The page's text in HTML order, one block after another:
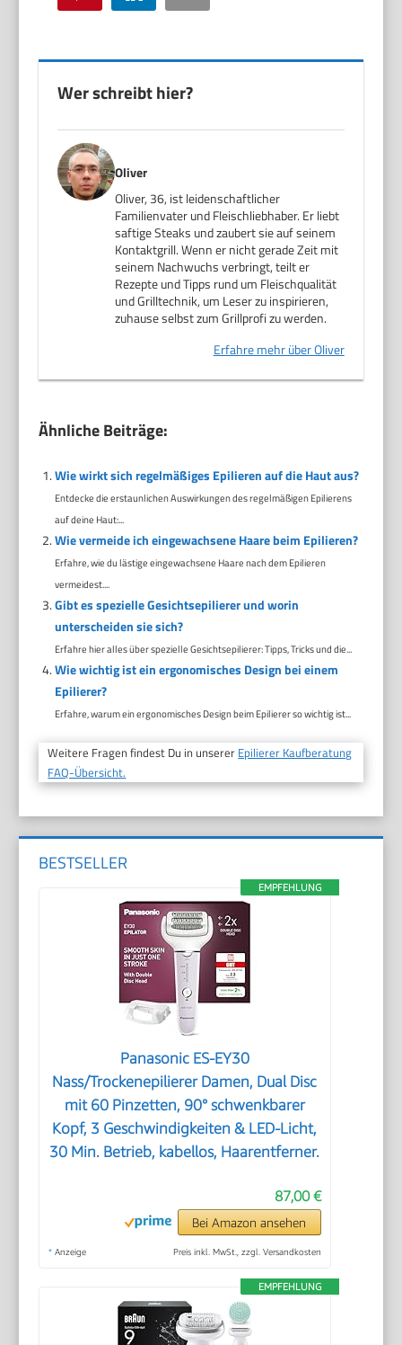
Wer schreibt hier?
Oliver
Oliver, 36, ist leidenschaftlicher
Familienvater und Fleischliebhaber. Er liebt
saftige Steaks und zaubert sie auf seinem
Kontaktgrill. Wenn er nicht gerade Zeit mit
seinem Nachwuchs verbringt, teilt er
Rezepte und Tipps rund um Fleischqualität
und Grilltechnik, um Leser zu inspirieren,
zuhause selbst zum Grillprofi zu werden.
Erfahre mehr über Oliver
Ähnliche Beiträge:
Wie wirkt sich regelmäßiges Epilieren auf die Haut aus?
Entdecke die erstaunlichen Auswirkungen des regelmäßigen Epilierens
auf deine Haut:...
Wie vermeide ich eingewachsene Haare beim Epilieren?
Erfahre, wie du lästige eingewachsene Haare nach dem Epilieren
vermeidest....
Gibt es spezielle Gesichtsepilierer und worin
unterscheiden sie sich?
Erfahre hier alles über spezielle Gesichtsepilierer: Tipps, Tricks und die...
Wie wichtig ist ein ergonomisches Design bei einem
Epilierer?
Erfahre, warum ein ergonomisches Design beim Epilierer so wichtig ist...
Weitere Fragen findest Du in unserer Epilierer Kaufberatung
FAQ-Übersicht.
BESTSELLER
EMPFEHLUNG
Panasonic ES-EY30
Nass/Trockenepilierer Damen, Dual Disc
mit 60 Pinzetten, 90° schwenkbarer
Kopf, 3 Geschwindigkeiten & LED-Licht,
30 Min. Betrieb, kabellos, Haarentferner.
87,00 €
Bei Amazon ansehen
* Anzeige Preis inkl. MwSt., zzgl. Versandkosten
EMPFEHLUNG